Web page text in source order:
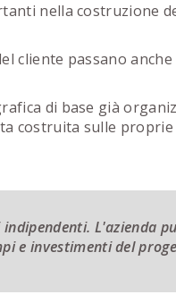
nella costruzione
cliente passano
di base già
costruita sulle proprie
L'azienda
e investimenti del